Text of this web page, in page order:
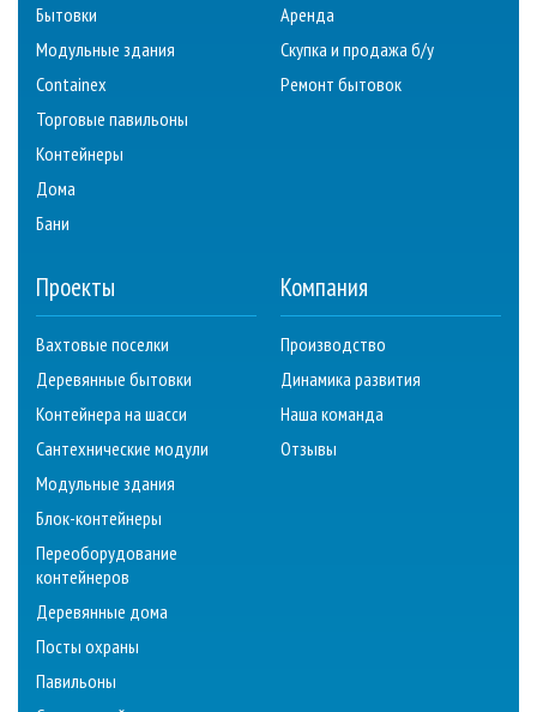
Бытовки
Модульные здания
Containex
Торговые павильоны
Контейнеры
Дома
Бани
Аренда
Скупка и продажа б/у
Ремонт бытовок
Проекты
Вахтовые поселки
Деревянные бытовки
Контейнера на шасси
Сантехнические модули
Модульные здания
Блок-контейнеры
Переоборудование
контейнеров
Деревянные дома
Посты охраны
Павильоны
Компания
Производство
Динамика развития
Наша команда
Отзывы